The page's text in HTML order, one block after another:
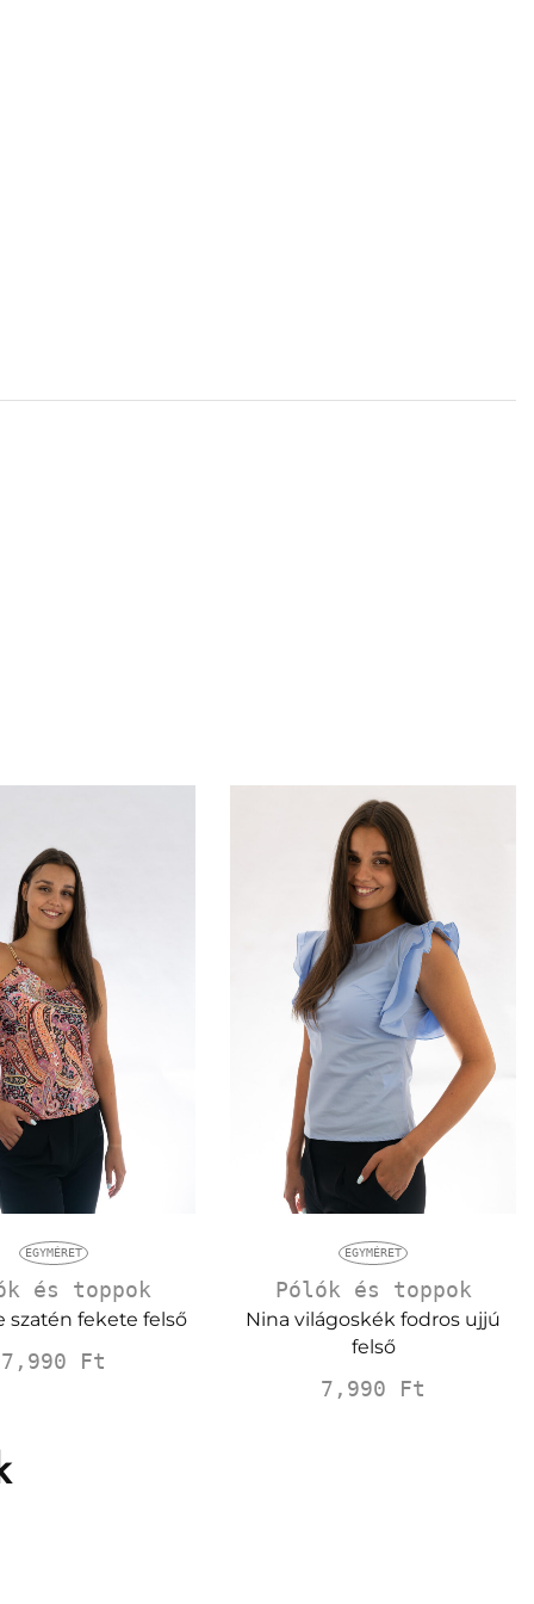
EGYMÉRET
és toppok
szatén fekete felső
7,990 Ft
EGYMÉRET
Pólók és toppok
Nina világoskék fodros ujjú
felső
7,990 Ft